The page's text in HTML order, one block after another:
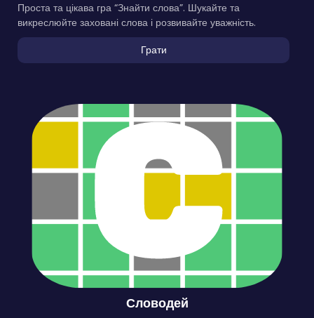
Проста та цікава гра “Знайти слова”. Шукайте та
викреслюйте заховані слова і розвивайте уважність.
Грати
Словодей